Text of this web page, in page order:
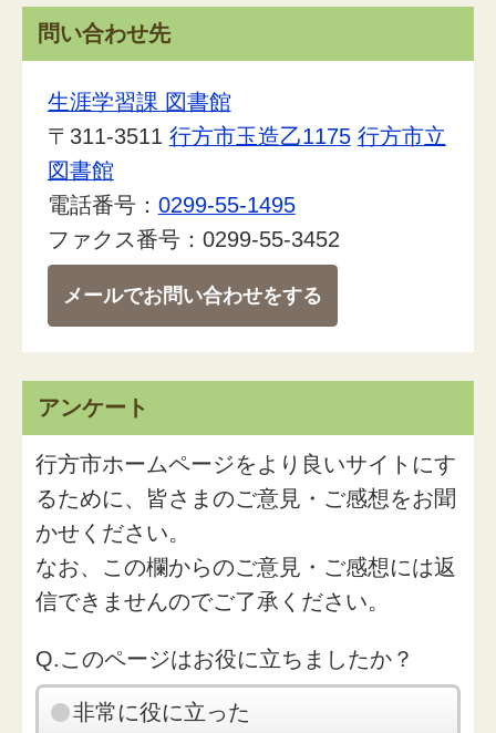
問い合わせ先
生涯学習課 図書館
〒311-3511 行方市玉造乙1175 行方市立
図書館
電話番号： 0299-55-1495
ファクス番号：0299-55-3452
メールでお問い合わせをする
アンケート
行方市ホームページをより良いサイトにす
るために、皆さまのご意見・ご感想をお聞
かせください。
なお、この欄からのご意見・ご感想には返
信できませんのでご了承ください。
Q.このページはお役に立ちましたか？
非常に役に立った